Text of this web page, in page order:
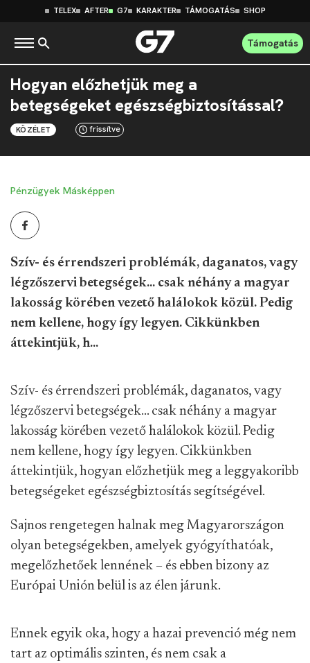
TELEX AFTER G7 KARAKTER TÁMOGATÁS SHOP
Támogatás
Hogyan előzhetjük meg a
betegségeket egészségbiztosítással?
KÖZÉLET frissítve
Pénzügyek Másképpen
Szív- és érrendszeri problémák, daganatos, vagy
légzőszervi betegségek... csak néhány a magyar
lakosság körében vezető halálokok közül. Pedig
nem kellene, hogy így legyen. Cikkünkben
áttekintjük, h...
Szív- és érrendszeri problémák, daganatos, vagy
légzőszervi betegségek... csak néhány a magyar
lakosság körében vezető halálokok közül. Pedig
nem kellene, hogy így legyen. Cikkünkben
áttekintjük, hogyan előzhetjük meg a leggyakoribb
betegségeket egészségbiztosítás segítségével.
Sajnos rengetegen halnak meg Magyarországon
olyan betegségekben, amelyek gyógyíthatóak,
megelőzhetőek lennének – és ebben bizony az
Európai Unión belül is az élen járunk.
Ennek egyik oka, hogy a hazai prevenció még nem
tart az optimális szinten, és nem csak a